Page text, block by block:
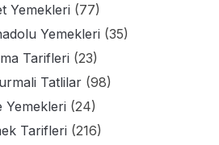
Yemekleri (77)
Yemekleri (35)
Tarifleri (23)
Tatlilar(98)
Yemekleri (24)
Tarifleri (216)